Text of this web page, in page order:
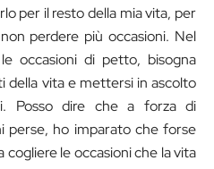
per il resto della mia vita, per
perdere più occasioni. Nel
occasioni di petto, bisogna
della vita e mettersi in ascolto
Posso dire che a forza di
perse, ho imparato che forse
cogliere le occasioni che la vita